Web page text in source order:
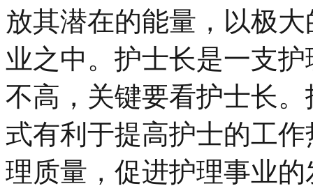
放其潜在的能量，以极
业之中。护士长是一支
不高，关键要看护士长
式有利于提高护士的工
理质量，促进护理事业的